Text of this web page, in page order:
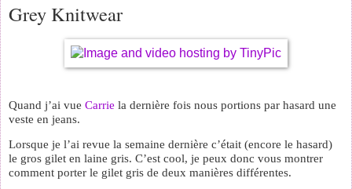
Grey Knitwear
Quand j’ai vue Carrie la dernière fois nous portions par hasard une
veste en jeans.
Lorsque je l’ai revue la semaine dernière c’était (encore le hasard)
le gros gilet en laine gris. C’est cool, je peux donc vous montrer
comment porter le gilet gris de deux manières différentes.